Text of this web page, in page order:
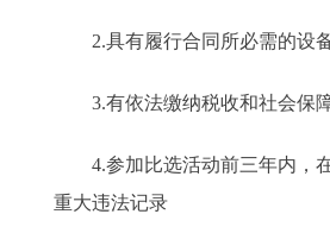
2.具有履行合同所必需的设
3.有依法缴纳税收和社会保
4.参加比选活动前三年内，
重大违法记录